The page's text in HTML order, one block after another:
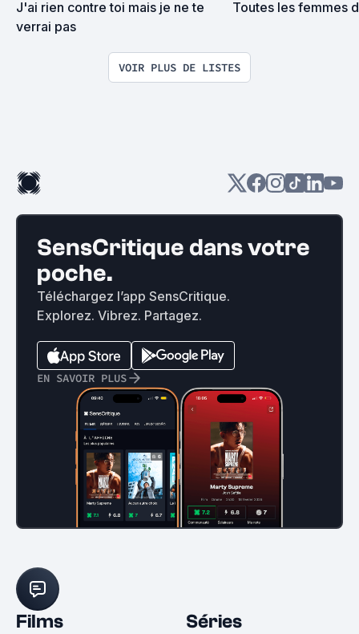
J'ai rien contre toi mais je ne te
verrai pas
Toutes les femmes
VOIR PLUS DE LISTES
SensCritique dans votre
poche.
Téléchargez l’app SensCritique.
Explorez. Vibrez. Partagez.
EN SAVOIR PLUS
Films Séries